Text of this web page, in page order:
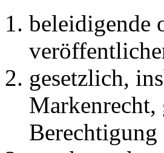
beleidigende
gesetzlich,
Markenrecht,